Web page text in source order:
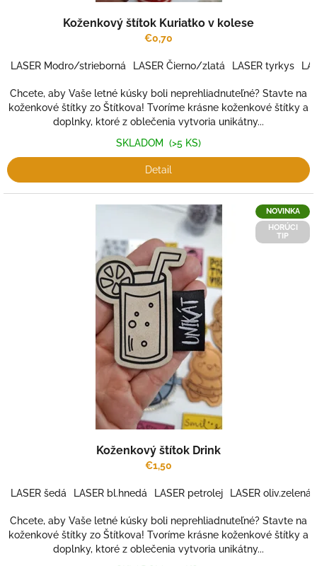
Koženkový štítok Kuriatko v kolese
€0,70
LASER Modro/strieborná LASER Čierno/zlatá LASER tyrkys
Chcete, aby Vaše letné kúsky boli neprehliadnuteľné? Stavte na
koženkové štítky zo Štítkova! Tvoríme krásne koženkové štítky a
doplnky, ktoré z oblečenia vytvoria unikátny...
SKLADOM (>5 KS)
Detail
NOVINKA
HORÚCI
TIP
Koženkový štítok Drink
€1,50
LASER šedá LASER bl.hnedá LASER petrolej LASER oliv.zelená
Chcete, aby Vaše letné kúsky boli neprehliadnuteľné? Stavte na
koženkové štítky zo Štítkova! Tvoríme krásne koženkové štítky a
doplnky, ktoré z oblečenia vytvoria unikátny...